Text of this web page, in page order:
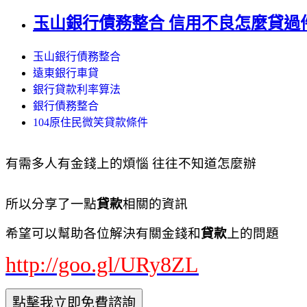
玉山銀行債務整合 信用不良怎麼貸過
玉山銀行債務整合
遠東銀行車貸
銀行貸款利率算法
銀行債務整合
104原住民微笑貸款條件
有需多人有金錢上的煩惱 往往不知道怎麼辦
所以分享了一點貸款相關的資訊
希望可以幫助各位解決有關金錢和貸款 上的問題
http://goo.gl/URy8ZL